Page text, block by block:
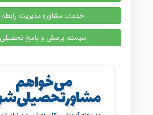
خدمات مشاوره مدیریت رابطه
سیستم پرسش و پاسخ تحصیلی